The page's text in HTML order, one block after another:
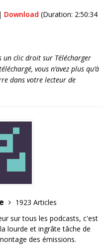
Download (Duration: 2:50:34
clic droit sur Télécharger
vous n’avez plus qu’à
dans votre lecteur de
1923 Articles
sur tous les podcasts, c'est
lourde et ingrâte tâche de
des émissions.